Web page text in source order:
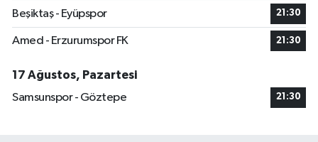
Beşiktaş - Eyüpspor 21:30
Amed - Erzurumspor FK 21:30
17 Ağustos, Pazartesi
Samsunspor - Göztepe
21:30